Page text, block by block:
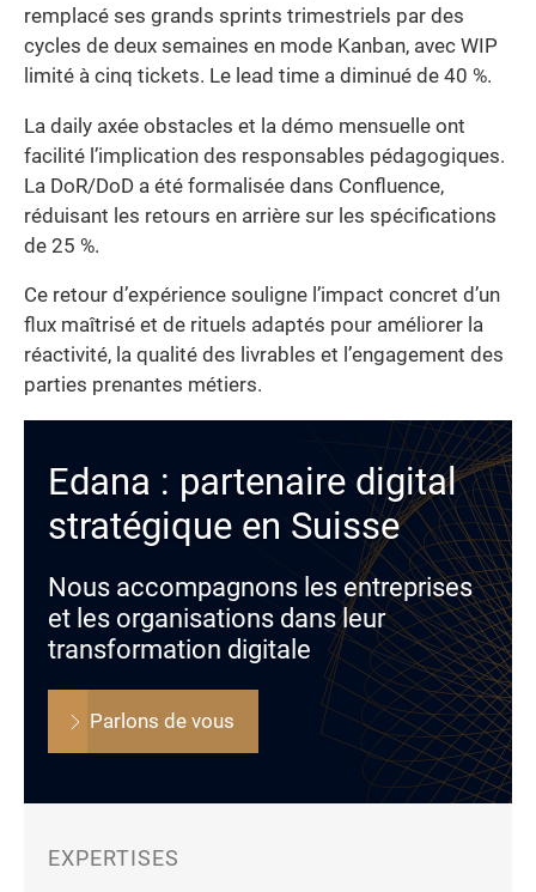
remplacé ses grands sprints trimestriels par des
cycles de deux semaines en mode Kanban, avec WIP
limité à cinq tickets. Le lead time a diminué de 40 %.
La daily axée obstacles et la démo mensuelle ont
facilité l’implication des responsables pédagogiques.
La DoR/DoD a été formalisée dans Confluence,
réduisant les retours en arrière sur les spécifications
de 25 %.
Ce retour d’expérience souligne l’impact concret d’un
flux maîtrisé et de rituels adaptés pour améliorer la
réactivité, la qualité des livrables et l’engagement des
parties prenantes métiers.
Edana : partenaire digital
stratégique en Suisse
Nous accompagnons les entreprises
et les organisations dans leur
transformation digitale
Parlons de vous
EXPERTISES